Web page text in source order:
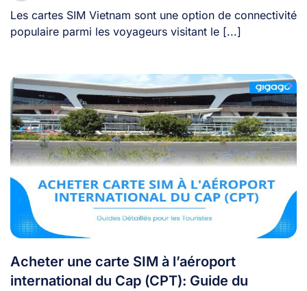
Les cartes SIM Vietnam sont une option de connectivité
populaire parmi les voyageurs visitant le [...]
Acheter une carte SIM à l’aéroport
international du Cap (CPT): Guide du